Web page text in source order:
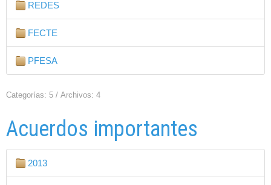
REDES
FECTE
PFESA
Categorías: 5 / Archivos: 4
Acuerdos importantes
2013